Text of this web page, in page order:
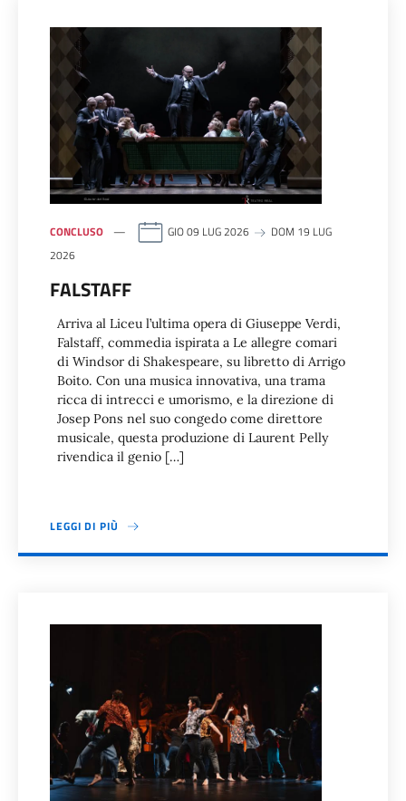
CONCLUSO GIO 09 LUG 2026
DOM 19 LUG
2026
FALSTAFF
Arriva al Liceu l’ultima opera di Giuseppe Verdi,
Falstaff, commedia ispirata a Le allegre comari
di Windsor di Shakespeare, su libretto di Arrigo
Boito. Con una musica innovativa, una trama
ricca di intrecci e umorismo, e la direzione di
Josep Pons nel suo congedo come direttore
musicale, questa produzione di Laurent Pelly
rivendica il genio […]
LEGGI DI PIÙ